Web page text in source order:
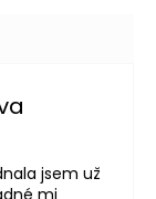
hvězdiček.
jsem už
mi